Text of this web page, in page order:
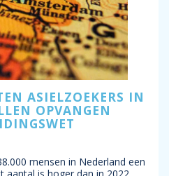
ASIELZOEKERS IN
OPVANGEN
mensen in Nederland een